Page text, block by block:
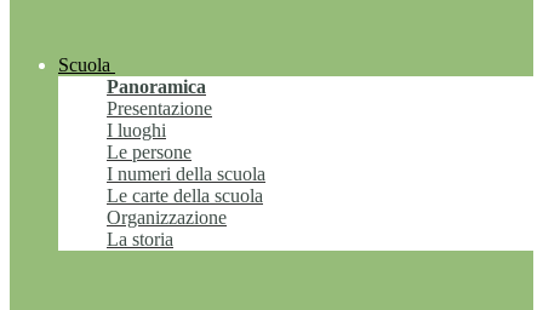
Scuola
Panoramica
Presentazione
I luoghi
Le persone
I numeri della scuola
Le carte della scuola
Organizzazione
La storia